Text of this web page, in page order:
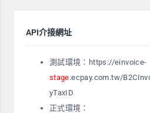
API介接網址
測試環境：https://einvoice-
stage.ecpay.com.tw/
yTaxID
正式環境：